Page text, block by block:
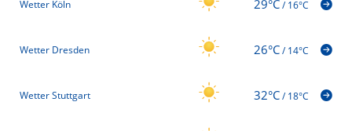
Wetter Köln 29°C/16°C
Wetter Dresden 26°C/14°C
Wetter Stuttgart 32°C/18°C